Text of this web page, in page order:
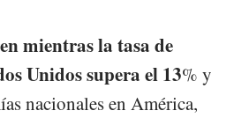
mientras la tasa de
Unidos supera el 13% y
nacionales en América,